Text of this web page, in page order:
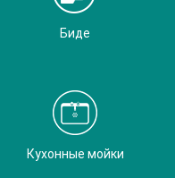
Биде
Кухонные мойки